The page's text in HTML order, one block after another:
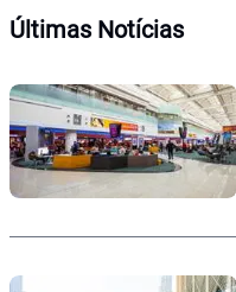
Últimas Notícias